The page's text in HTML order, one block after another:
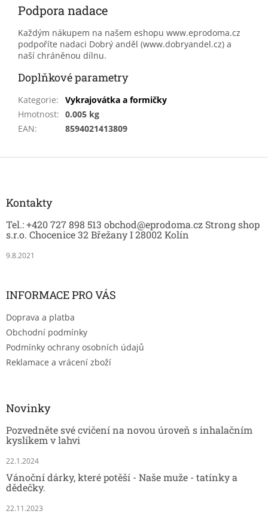
Podpora nadace
Každým nákupem na našem eshopu www.eprodoma.cz
podpoříte nadaci Dobrý anděl (www.dobryandel.cz) a
naší chráněnou dílnu.
Doplňkové parametry
Kategorie:
Vykrajovátka a formičky
Hmotnost: 0.005 kg
EAN: 8594021413809
Z
Kontakty
Tel.: +420 727 898 513 obchod@eprodoma.cz Strong shop
s.r.o. Chocenice 32 Břežany I 28002 Kolín
9.8.2021
INFORMACE PRO VÁS
Doprava a platba
Obchodní podmínky
Podmínky ochrany osobních údajů
Reklamace a vrácení zboží
Novinky
Pozvedněte své cvičení na novou úroveň s inhalačním
kyslíkem v lahvi
22.1.2024
Vánoční dárky, které potěší - Naše muže - tatínky a
dědečky.
22.11.2023